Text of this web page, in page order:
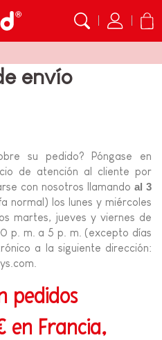
envío
su pedido? Póngase en
de atención al cliente por
con nosotros llamando al 3
normal) los lunes y miércoles
martes, jueves y viernes de
p. m. a 5 p. m. (excepto días
a la siguiente dirección:
pedidos
en Francia,